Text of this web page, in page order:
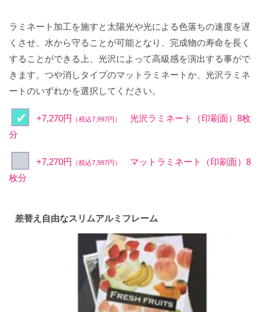
ラミネート加工を施すと太陽光や光による色落ちの速度を遅
くさせ、水から守ることが可能となり、完成物の寿命を長く
することができる上、光沢によって高級感を演出する事がで
きます。つや消しタイプのマットラミネートか、光沢ラミネ
ートのいずれかを選択してください。
+7,270円 （税込7,997円）
光沢ラミネート（印刷面）8枚
分
+7,270円 （税込7,997円）
マットラミネート（印刷面）8
枚分
差替え自由なスリムアルミフレーム